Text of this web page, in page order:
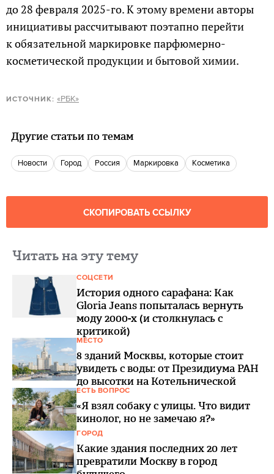
до 28 февраля 2025-го. К этому времени авторы
инициативы рассчитывают поэтапно перейти
к обязательной маркировке парфюмерно-
косметической продукции и бытовой химии.
ИСТОЧНИК: «РБК»
Другие статьи по темам
новости город Россия маркировка косметика
СКОПИРОВАТЬ ССЫЛКУ
Читать на эту тему
СОЦСЕТИ
История одного сарафана: Как
Gloria Jeans попыталась вернуть
моду 2000-х (и столкнулась с
критикой)
МЕСТО
8 зданий Москвы, которые стоит
увидеть с воды: от Президиума РАН
до высотки на Котельнической
ЕСТЬ ВОПРОС
«Я взял собаку с улицы. Что видит
кинолог, но не замечаю я?»
ГОРОД
Какие здания последних 20 лет
превратили Москву в город